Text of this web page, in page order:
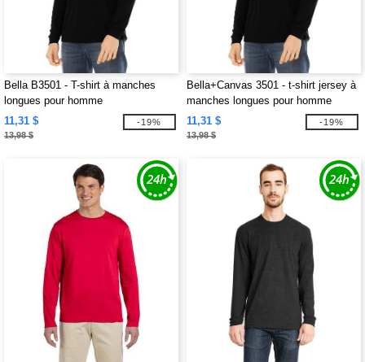
Bella B3501 - T-shirt à manches
longues pour homme
11,31 $
13,98 $
-19%
Bella+Canvas 3501 - t-shirt jersey à
manches longues pour homme
11,31 $
13,98 $
-19%